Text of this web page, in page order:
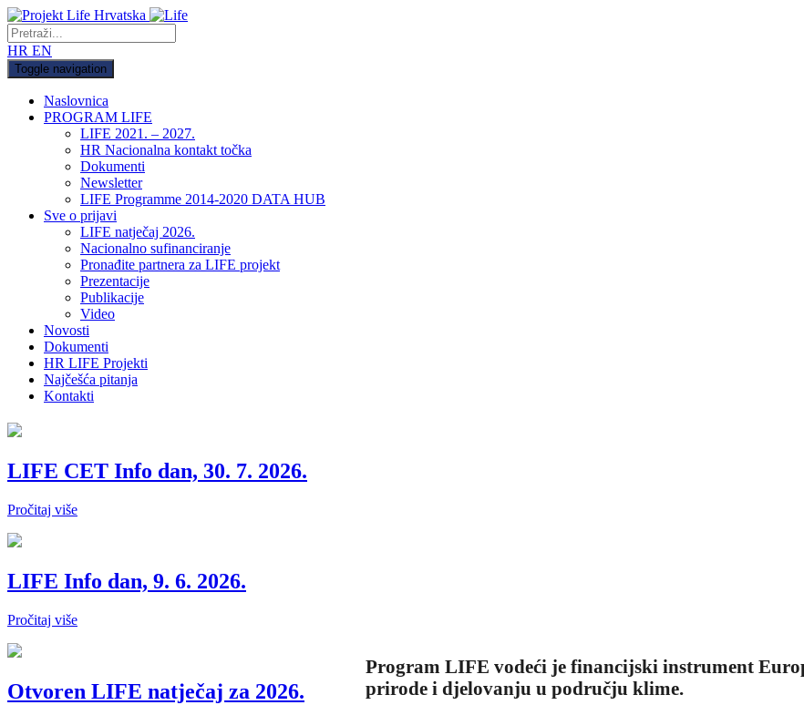
HR EN
Toggle navigation
Naslovnica
PROGRAM LIFE
LIFE 2021. – 2027.
HR Nacionalna kontakt točka
Dokumenti
Newsletter
LIFE Programme 2014-2020 DATA HUB
Sve o prijavi
LIFE natječaj 2026.
Nacionalno sufinanciranje
Pronađite partnera za LIFE projekt
Prezentacije
Publikacije
Video
Novosti
Dokumenti
HR LIFE Projekti
Najčešća pitanja
Kontakti
LIFE CET Info dan, 30. 7. 2026.
Pročitaj više
LIFE Info dan, 9. 6. 2026.
Pročitaj više
Otvoren LIFE natječaj za 2026.
Program LIFE vodeći je financijski instrument
prirode i djelovanju u području klime.